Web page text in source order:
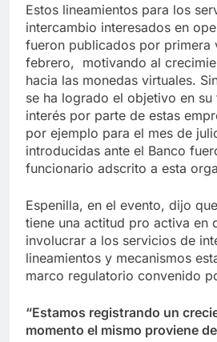
Estos lineamientos para los
intercambio interesados en
fueron publicados por primera
febrero, motivando al
hacia las monedas virtuales.
se ha logrado el objetivo en
interés por parte de estas
por ejemplo para el mes de
introducidas ante el Banco
funcionario adscrito a esta
Espenilla, en el evento, dijo
tiene una actitud pro activa en
involucrar a los servicios de
lineamientos y mecanismos
marco regulatorio convenido
“Estamos registrando un
momento el mismo proviene